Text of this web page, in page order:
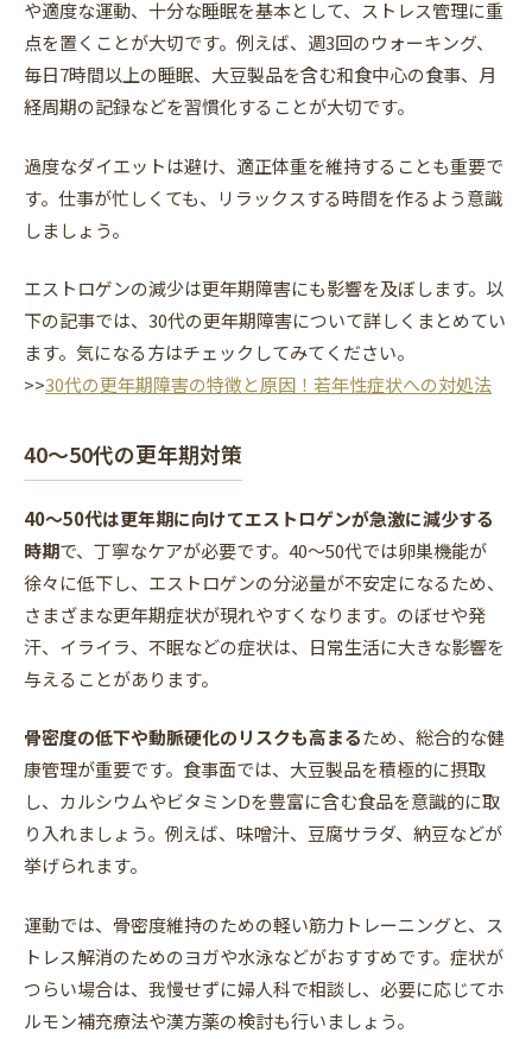
や適度な運動、十分な睡眠を基本として、ストレス管理に重
点を置くことが大切です。例えば、週3回のウォーキング、
毎日7時間以上の睡眠、大豆製品を含む和食中心の食事、月
経周期の記録などを習慣化することが大切です。
過度なダイエットは避け、適正体重を維持することも重要で
す。仕事が忙しくても、リラックスする時間を作るよう意識
しましょう。
エストロゲンの減少は更年期障害にも影響を及ぼします。以
下の記事では、30代の更年期障害について詳しくまとめてい
ます。気になる方はチェックしてみてください。
>>30代の更年期障害の特徴と原因！若年性症状への対処法
40〜50代の更年期対策
40〜50代は更年期に向けてエストロゲンが急激に減少する
時期で、丁寧なケアが必要です。40〜50代では卵巣機能が
徐々に低下し、エストロゲンの分泌量が不安定になるため、
さまざまな更年期症状が現れやすくなります。のぼせや発
汗、イライラ、不眠などの症状は、日常生活に大きな影響を
与えることがあります。
骨密度の低下や動脈硬化のリスクも高まるため、総合的な健
康管理が重要です。食事面では、大豆製品を積極的に摂取
し、カルシウムやビタミンDを豊富に含む食品を意識的に取
り入れましょう。例えば、味噌汁、豆腐サラダ、納豆などが
挙げられます。
運動では、骨密度維持のための軽い筋力トレーニングと、ス
トレス解消のためのヨガや水泳などがおすすめです。症状が
つらい場合は、我慢せずに婦人科で相談し、必要に応じてホ
ルモン補充療法や漢方薬の検討も行いましょう。